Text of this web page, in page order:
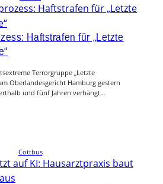
Haftstrafen für „Letzte
Terrorgruppe „Letzte
Oberlandesgericht Hamburg gestern
und fünf Jahren verhängt…
Cottbus